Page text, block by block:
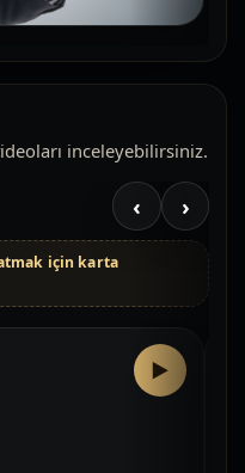
inceleyebilirsiniz.
‹ ›
için karta
▶